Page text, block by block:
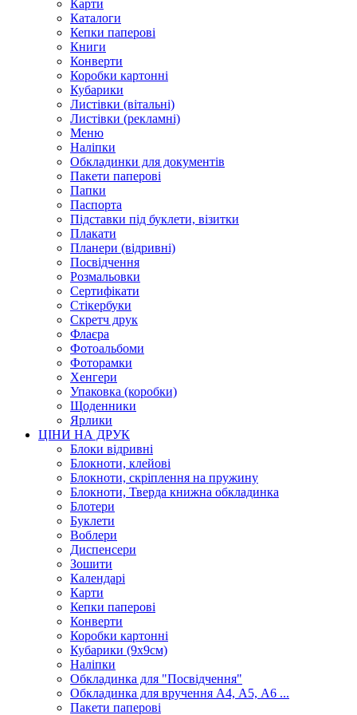
Карти
Каталоги
Кепки паперові
Книги
Конверти
Коробки картонні
Кубарики
Листівки (вітальні)
Листівки (рекламні)
Меню
Наліпки
Обкладинки для документів
Пакети паперові
Папки
Паспорта
Підставки під буклети, візитки
Плакати
Планери (відривні)
Посвідчення
Розмальовки
Сертифікати
Стікербуки
Скретч друк
Флаєра
Фотоальбоми
Фоторамки
Хенгери
Упаковка (коробки)
Щоденники
Ярлики
ЦІНИ НА ДРУК
Блоки відривні
Блокноти, клейові
Блокноти, скріплення на пружину
Блокноти, Тверда книжна обкладинка
Блотери
Буклети
Воблери
Диспенсери
Зошити
Календарі
Карти
Кепки паперові
Конверти
Коробки картонні
Кубарики (9х9см)
Наліпки
Обкладинка для "Посвідчення"
Обкладинка для вручення А4, А5, А6 ...
Пакети паперові